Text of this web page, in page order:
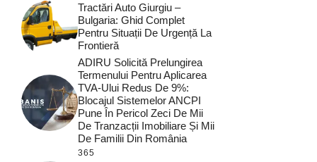
Tractări Auto Giurgiu –
Bulgaria: Ghid Complet
Pentru Situații De Urgență La
Frontieră
ADIRU Solicită Prelungirea
Termenului Pentru Aplicarea
TVA-Ului Redus De 9%:
Blocajul Sistemelor ANCPI
Pune În Pericol Zeci De Mii
De Tranzacții Imobiliare Și Mii
De Familii Din România
365